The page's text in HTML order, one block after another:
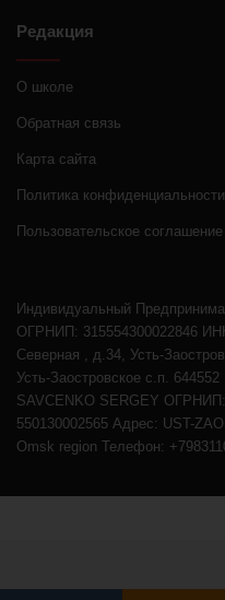
Редакция
О школе
Обратная связь
Карта сайта
Политика конфиденциальности
Пользовательское соглашение
Индивидуальный
ОГРНИП: 315554300022846
Северная , д.34, Усть-
Усть-Заостровское с.п.
SAVCENKO SERGEY
550130002565 Адрес: UST-
Omsk region Телефон: